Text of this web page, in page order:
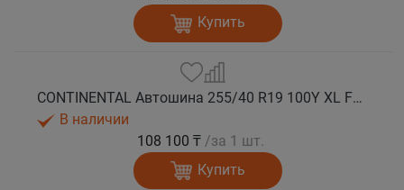
Купить
CONTINENTAL Автошина 255/40 R19 100Y XL FR ContiSportContact 5P AO лето
В наличии
108 100 ₸ /за 1 шт.
Купить